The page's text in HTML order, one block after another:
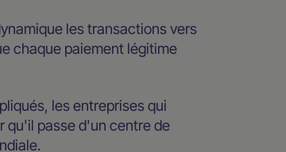
les transactions vers
chaque paiement légitime
les entreprises qui
qu'il passe d'un centre de